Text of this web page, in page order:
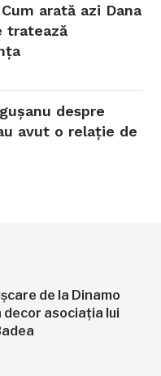
arată azi Dana
tratează
despre
avut o relație de
de la Dinamo
asociația lui